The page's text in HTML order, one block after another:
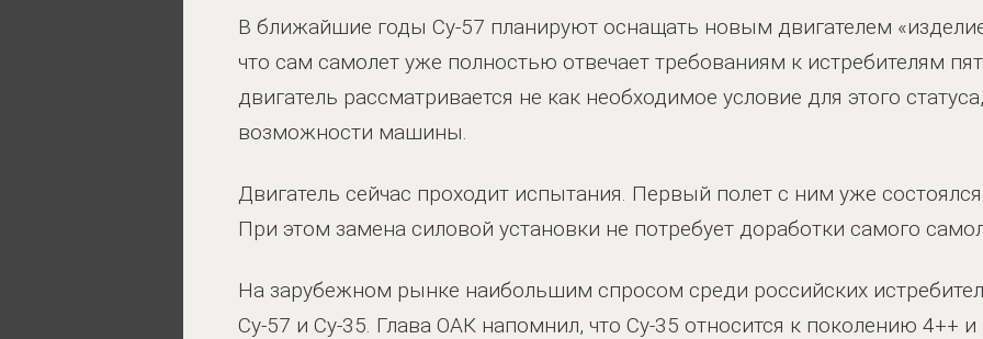
В ближайшие годы Су-57 планируют оснащать новым двигателем
что сам самолет уже полностью отвечает требованиям к истребителям
двигатель рассматривается не как необходимое условие для этого
возможности машины.
Двигатель сейчас проходит испытания. Первый полет с ним уже
При этом замена силовой установки не потребует доработки самого
На зарубежном рынке наибольшим спросом среди российских
Су-57 и Су-35. Глава ОАК напомнил, что Су-35 относится к поколению 4++